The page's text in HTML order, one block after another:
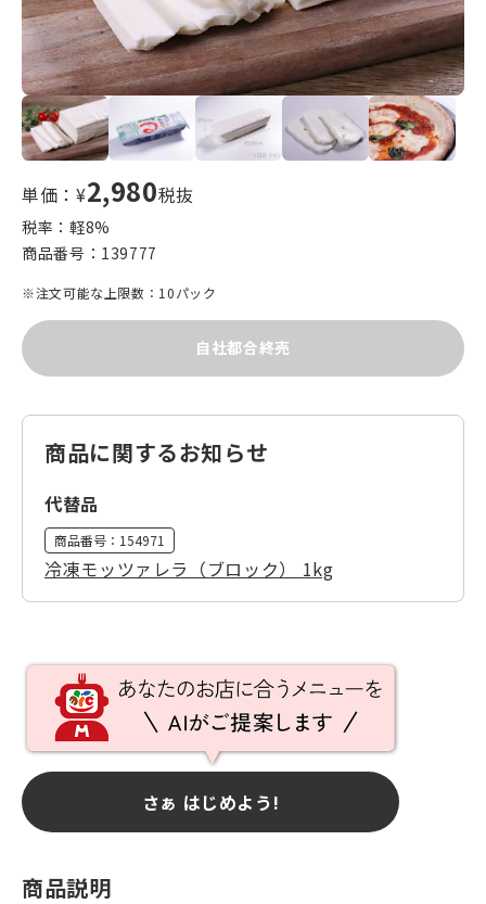
単価：¥2,980税抜
税率：軽8%
商品番号： 139777
※注文可能な上限数：10パック
自社都合終売
商品に関するお知らせ
代替品
商品番号： 154971
冷凍モッツァレラ（ブロック） 1kg
さぁ はじめよう!
商品説明